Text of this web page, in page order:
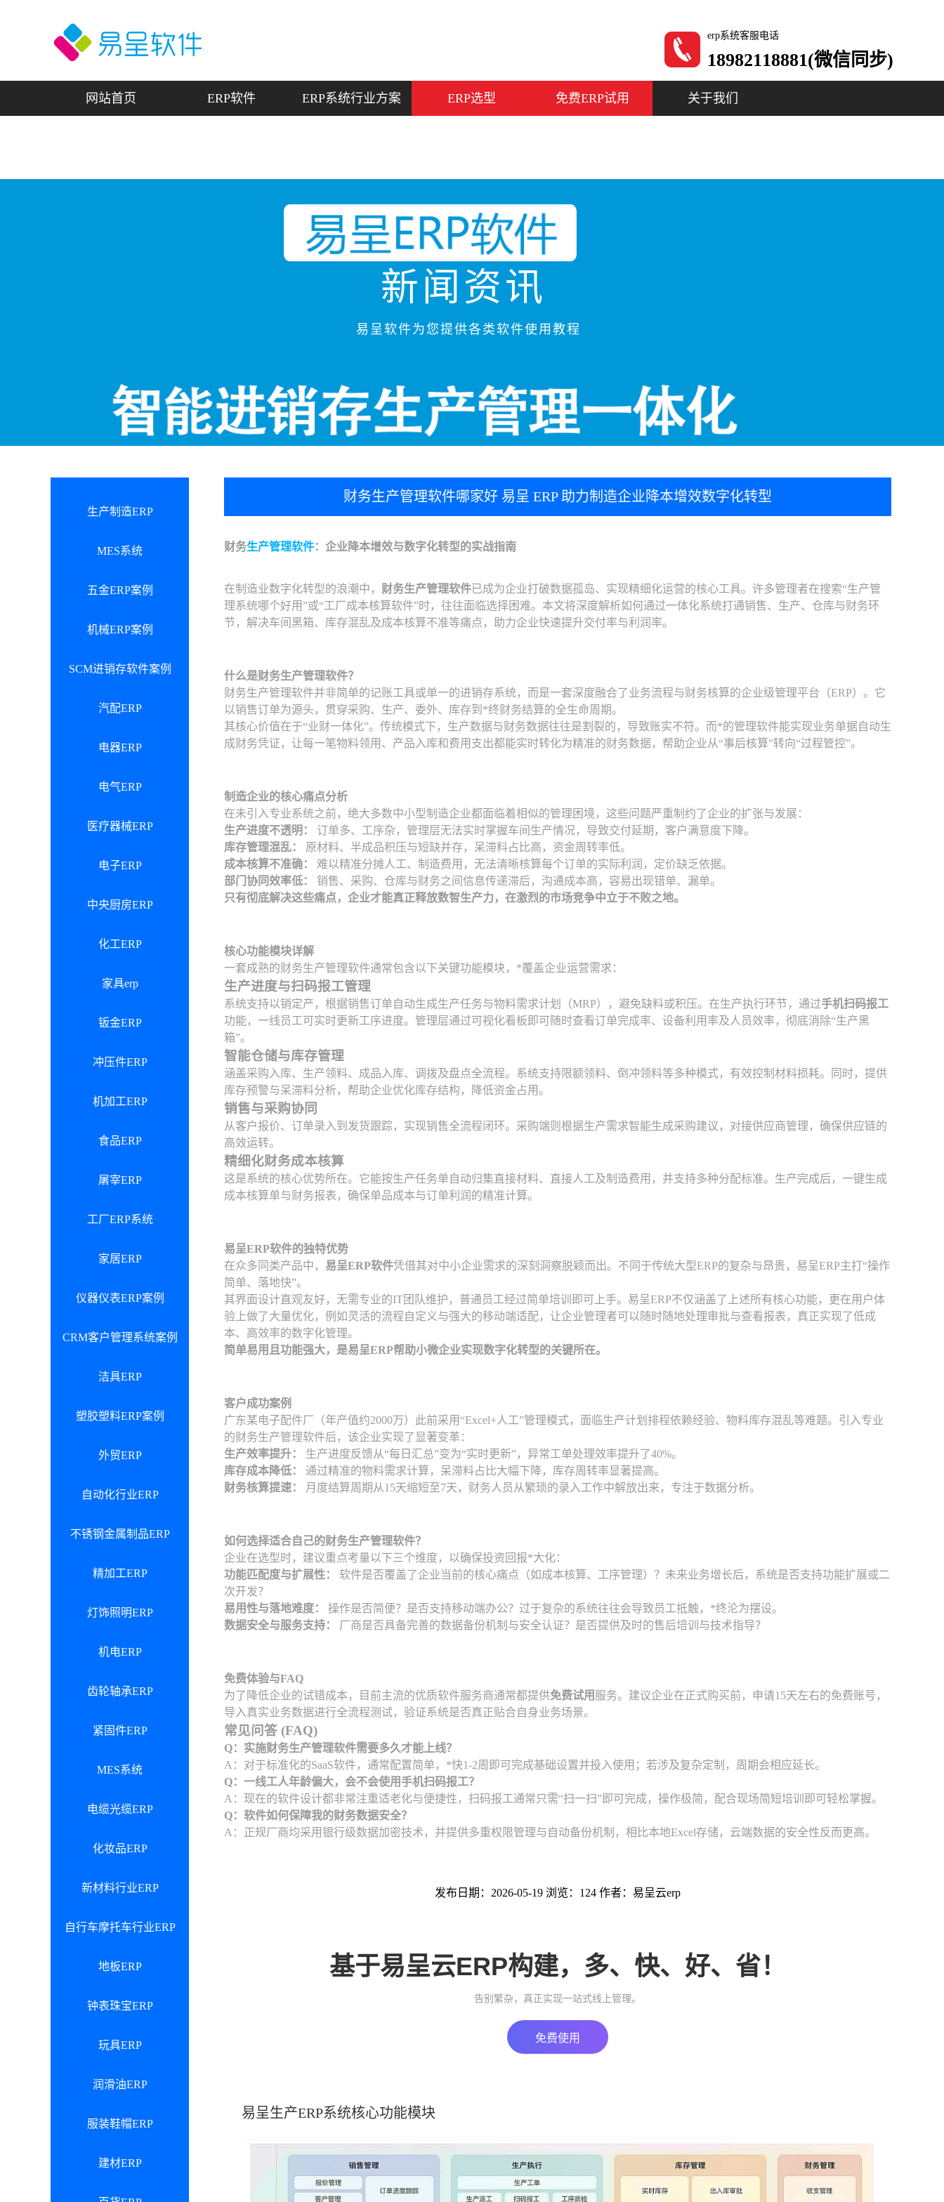
erp系统客服电话
18982118881(微信同步)
网站首页 ERP软件 ERP系统行业方案 ERP选型 免费ERP试用 关于我们
新闻资讯
易呈软件为您提供各类软件使用教程
生产制造ERP
MES系统
五金ERP案例
机械ERP案例
SCM进销存软件案例
汽配ERP
电器ERP
电气ERP
医疗器械ERP
电子ERP
中央厨房ERP
化工ERP
家具erp
钣金ERP
冲压件ERP
机加工ERP
食品ERP
屠宰ERP
工厂ERP系统
家居ERP
仪器仪表ERP案例
CRM客户管理系统案例
洁具ERP
塑胶塑料ERP案例
外贸ERP
自动化行业ERP
不锈钢金属制品ERP
精加工ERP
灯饰照明ERP
机电ERP
齿轮轴承ERP
紧固件ERP
MES系统
电缆光缆ERP
化妆品ERP
新材料行业ERP
自行车摩托车行业ERP
地板ERP
钟表珠宝ERP
玩具ERP
润滑油ERP
服装鞋帽ERP
建材ERP
财务生产管理软件哪家好 易呈 ERP 助力制造企业降本增效数字化转型
财务生产管理软件：企业降本增效与数字化转型的实战指南
在制造业数字化转型的浪潮中， 财务生产管理软件已成为企业打破数据孤岛、实现精细化运营的核心工具。许多管理者在搜索“生产管
理系统哪个好用”或“工厂成本核算软件”时，往往面临选择困难。本文将深度解析如何通过一体化系统打通销售、生产、仓库与财务环
节，解决车间黑箱、库存混乱及成本核算不准等痛点，助力企业快速提升交付率与利润率。
什么是财务生产管理软件？
财务生产管理软件并非简单的记账工具或单一的进销存系统，而是一套深度融合了业务流程与财务核算的企业级管理平台（ERP）。它
以销售订单为源头，贯穿采购、生产、委外、库存到*终财务结算的全生命周期。
其核心价值在于“业财一体化”。传统模式下，生产数据与财务数据往往是割裂的，导致账实不符。而*的管理软件能实现业务单据自动生
成财务凭证，让每一笔物料领用、产品入库和费用支出都能实时转化为精准的财务数据，帮助企业从“事后核算”转向“过程管控”。
制造企业的核心痛点分析
在未引入专业系统之前，绝大多数中小型制造企业都面临着相似的管理困境，这些问题严重制约了企业的扩张与发展：
生产进度不透明：
订单多、工序杂，管理层无法实时掌握车间生产情况，导致交付延期，客户满意度下降。
库存管理混乱：
原材料、半成品积压与短缺并存，呆滞料占比高，资金周转率低。
成本核算不准确：
难以精准分摊人工、制造费用，无法清晰核算每个订单的实际利润，定价缺乏依据。
部门协同效率低：
销售、采购、仓库与财务之间信息传递滞后，沟通成本高，容易出现错单、漏单。
只有彻底解决这些痛点，企业才能真正释放数智生产力，在激烈的市场竞争中立于不败之地。
核心功能模块详解
一套成熟的财务生产管理软件通常包含以下关键功能模块，*覆盖企业运营需求：
生产进度与扫码报工管理
系统支持以销定产，根据销售订单自动生成生产任务与物料需求计划（MRP），避免缺料或积压。在生产执行环节，通过手机扫码报工
功能，一线员工可实时更新工序进度。管理层通过可视化看板即可随时查看订单完成率、设备利用率及人员效率，彻底消除“生产黑
箱”。
智能仓储与库存管理
涵盖采购入库、生产领料、成品入库、调拨及盘点全流程。系统支持限额领料、倒冲领料等多种模式，有效控制材料损耗。同时，提供
库存预警与呆滞料分析，帮助企业优化库存结构，降低资金占用。
销售与采购协同
从客户报价、订单录入到发货跟踪，实现销售全流程闭环。采购端则根据生产需求智能生成采购建议，对接供应商管理，确保供应链的
高效运转。
精细化财务成本核算
这是系统的核心优势所在。它能按生产任务单自动归集直接材料、直接人工及制造费用，并支持多种分配标准。生产完成后，一键生成
成本核算单与财务报表，确保单品成本与订单利润的精准计算。
易呈ERP软件的独特优势
在众多同类产品中， 易呈ERP软件凭借其对中小企业需求的深刻洞察脱颖而出。不同于传统大型ERP的复杂与昂贵，易呈ERP主打“操作
简单、落地快”。
其界面设计直观友好，无需专业的IT团队维护，普通员工经过简单培训即可上手。易呈ERP不仅涵盖了上述所有核心功能，更在用户体
验上做了大量优化，例如灵活的流程自定义与强大的移动端适配，让企业管理者可以随时随地处理审批与查看报表，真正实现了低成
本、高效率的数字化管理。
简单易用且功能强大，是易呈ERP帮助小微企业实现数字化转型的关键所在。
客户成功案例
广东某电子配件厂（年产值约2000万）此前采用“Excel+人工”管理模式，面临生产计划排程依赖经验、物料库存混乱等难题。引入专业
的财务生产管理软件后，该企业实现了显著变革：
生产效率提升：
生产进度反馈从“每日汇总”变为“实时更新”，异常工单处理效率提升了40%。
库存成本降低：
通过精准的物料需求计算，呆滞料占比大幅下降，库存周转率显著提高。
财务核算提速：
月度结算周期从15天缩短至7天，财务人员从繁琐的录入工作中解放出来，专注于数据分析。
如何选择适合自己的财务生产管理软件？
企业在选型时，建议重点考量以下三个维度，以确保投资回报*大化：
功能匹配度与扩展性：
软件是否覆盖了企业当前的核心痛点（如成本核算、工序管理）？未来业务增长后，系统是否支持功能扩展或二
次开发？
易用性与落地难度：
操作是否简便？是否支持移动端办公？过于复杂的系统往往会导致员工抵触，*终沦为摆设。
数据安全与服务支持：
厂商是否具备完善的数据备份机制与安全认证？是否提供及时的售后培训与技术指导？
免费体验与FAQ
为了降低企业的试错成本，目前主流的优质软件服务商通常都提供免费试用 服务。建议企业在正式购买前，申请15天左右的免费账号，
导入真实业务数据进行全流程测试，验证系统是否真正贴合自身业务场景。
常见问答 (FAQ)
Q：实施财务生产管理软件需要多久才能上线？
A：对于标准化的SaaS软件，通常配置简单，*快1-2周即可完成基础设置并投入使用；若涉及复杂定制，周期会相应延长。
Q：一线工人年龄偏大，会不会使用手机扫码报工？
A：现在的软件设计都非常注重适老化与便捷性，扫码报工通常只需“扫一扫”即可完成，操作极简，配合现场简短培训即可轻松掌握。
Q：软件如何保障我的财务数据安全？
A：正规厂商均采用银行级数据加密技术，并提供多重权限管理与自动备份机制，相比本地Excel存储，云端数据的安全性反而更高。
发布日期：2026-05-19 浏览：124 作者：易呈云erp
基于易呈云ERP构建，多、快、好、省！
告别繁杂，真正实现一站式线上管理。
免费使用
易呈生产ERP系统核心功能模块